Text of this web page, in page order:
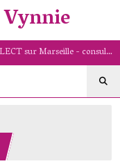
Boutique ésotérique en ligne et CLICK-and-COLLECT sur Marseille - consultation de voyance par mail - livret numérologique (13/PACA)